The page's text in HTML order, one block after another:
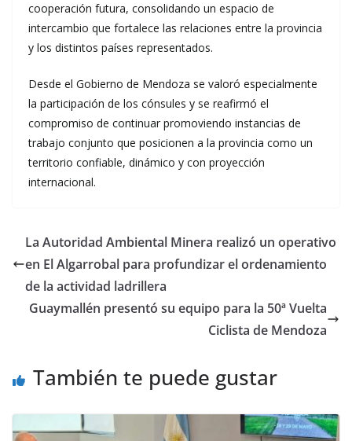
cooperación futura, consolidando un espacio de
intercambio que fortalece las relaciones entre la provincia
y los distintos países representados.
Desde el Gobierno de Mendoza se valoró especialmente
la participación de los cónsules y se reafirmó el
compromiso de continuar promoviendo instancias de
trabajo conjunto que posicionen a la provincia como un
territorio confiable, dinámico y con proyección
internacional.
La Autoridad Ambiental Minera realizó un operativo
en El Algarrobal para profundizar el ordenamiento
de la actividad ladrillera
Guaymallén presentó su equipo para la 50ª Vuelta
Ciclista de Mendoza
También te puede gustar